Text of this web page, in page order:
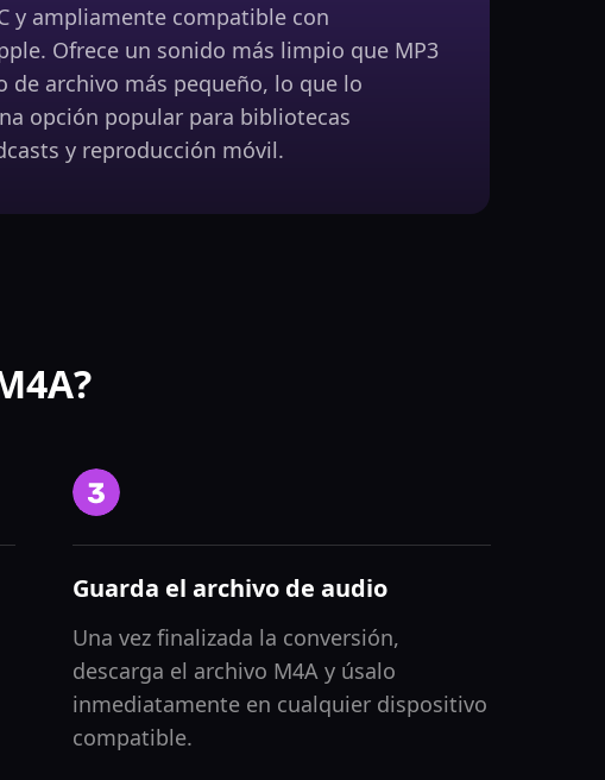
y ampliamente compatible con
Ofrece un sonido más limpio que MP3
de archivo más pequeño, lo que lo
opción popular para bibliotecas
y reproducción móvil.
Guarda el archivo de audio
Una vez finalizada la conversión,
descarga el archivo M4A y úsalo
inmediatamente en cualquier dispositivo
compatible.